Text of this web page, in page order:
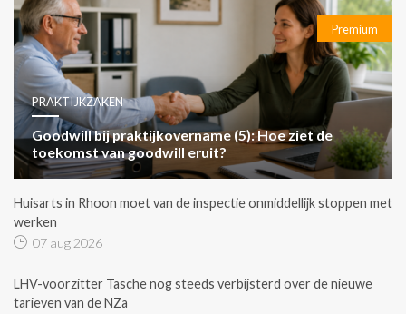
Premium
PRAKTIJKZAKEN
Goodwill bij praktijkovername (5): Hoe ziet de
toekomst van goodwill eruit?
Huisarts in Rhoon moet van de inspectie onmiddellijk stoppen met
werken
07 aug 2026
LHV-voorzitter Tasche nog steeds verbijsterd over de nieuwe
tarieven van de NZa